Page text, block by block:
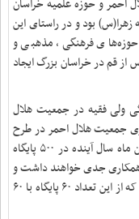
احمر و حوزه علمیه خراسان
زهرا(س) بود و در راستای این
فرهنگی، مذهبی و
از قم در خراسان بزرگ ایجاد
ولی فقیه در جمعیت هلال
جمعیت هلال احمر در طرح
نوروزی ۹۷ و از ۲۵ اسفند سال جاری تا ۱۵ فروردین ماه سال آینده در ۵۰۰ پایگاه
و در این طرح ۵۰۰ روحانی همکاری جدی خواهند داشت و
در هر پایگاه یک روحانی فعال حضور خواهد داشت که از این تعداد ۶۰ پایگاه با ۶۰